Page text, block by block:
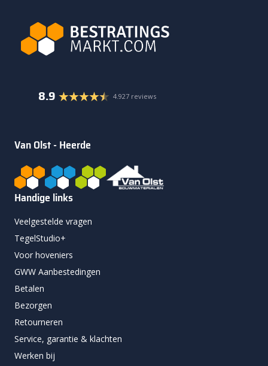
8.9 4.927 reviews
Van Olst - Heerde
Handige links
Veelgestelde vragen
TegelStudio+
Voor hoveniers
GWW Aanbestedingen
Betalen
Bezorgen
Retourneren
Service, garantie & klachten
Werken bij